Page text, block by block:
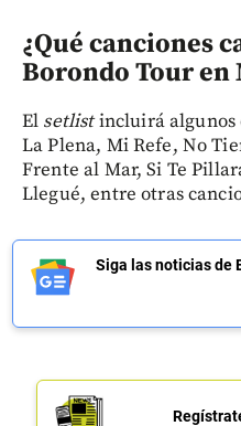
¿Qué canciones
Borondo Tour en
El setlistincluirá algunos
La Plena, Mi Refe, No
Frente al Mar, Si Te
Llegué, entre otras
Siga las noticias de